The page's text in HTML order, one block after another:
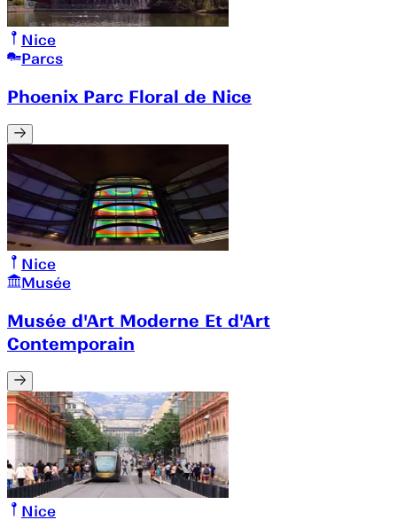
Nice
Parcs
Phoenix Parc Floral de Nice
Nice
Musée
Musée d'Art Moderne Et d'Art
Contemporain
Nice